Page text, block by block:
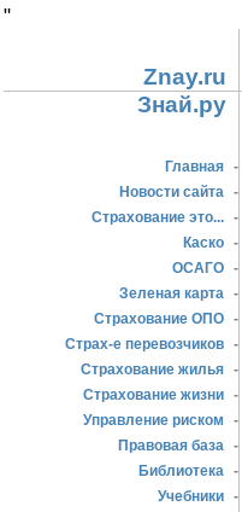
"
Znay.ru
Знай.ру
Главная -
Новости сайта -
Страхование это... -
Каско -
ОСАГО -
Зеленая карта -
Страхование ОПО -
Страх-е перевозчиков -
Страхование жилья -
Страхование жизни -
Управление риском
-
Правовая база -
Библиотека -
Учебники -